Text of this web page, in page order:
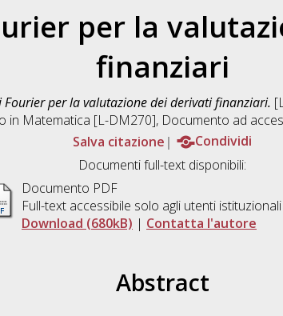
per la
finanziari
Fourier per la valutazione dei derivati finanziari.
in Matematica [L-DM270], Documento ad
Salva citazione
Condividi
Documenti full-text disponibili:
Documento PDF
Full-text accessibile solo agli utenti
Download (680kB) | Contatta l'autore
Abstract